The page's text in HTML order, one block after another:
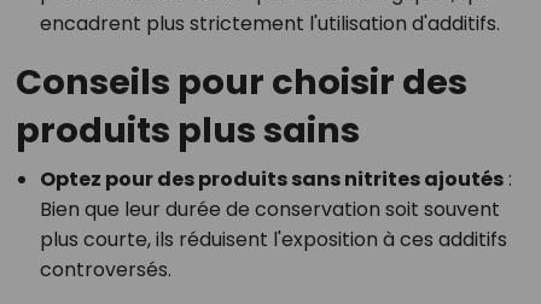
encadrent plus strictement l'utilisation d'additifs.
Conseils pour choisir des
produits plus sains
Optez pour des produits sans nitrites ajoutés:
Bien que leur durée de conservation soit souvent
plus courte, ils réduisent l'exposition à ces additifs
controversés.